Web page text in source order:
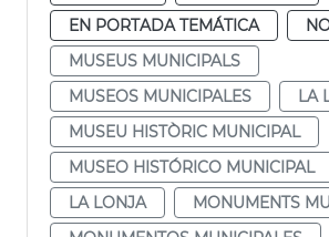
EN PORTADA TEMÁTICA
MUSEUS MUNICIPALS
MUSEOS MUNICIPALES
LA
MUSEU HISTÒRIC MUNICIPAL
MUSEO HISTÓRICO MUNICIPAL
LA LONJA
MONUMENTS